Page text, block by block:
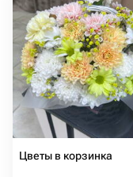
Цветы в корзинка